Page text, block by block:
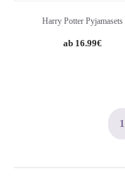
Harry Potter Pyjamasets
16.99€
1